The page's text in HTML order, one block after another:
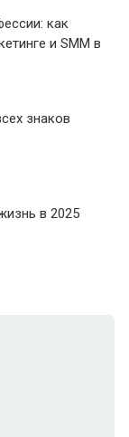
как
и SMM в
знаков
в 2025